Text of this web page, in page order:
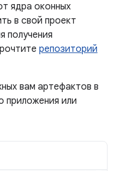
ядра оконных
в свой проект
получения
репозиторий
вам артефактов в
приложения или